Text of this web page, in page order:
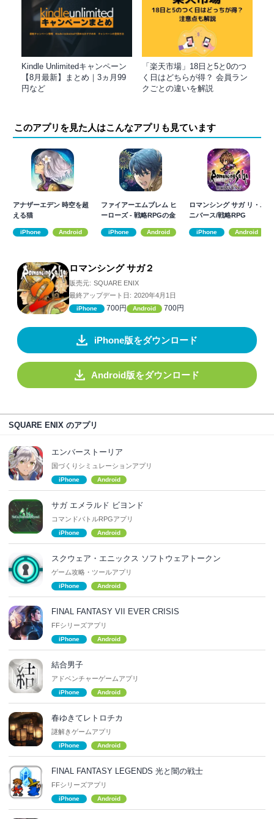
Kindle Unlimitedキャンペーン
【8月最新】まとめ｜3ヵ月99
円など
「楽天市場」18日と5と0のつ
く日はどちらが得？ 会員ラン
クごとの違いを解説
このアプリを見た人はこんなアプリも見ています
アナザーエデン 時空を超
える猫
iPhone Android
ファイアーエムブレム ヒ
ーローズ - 戦略RPGの金
iPhone Android
ロマンシング サガ リ・ユ
ニバース/戦略RPG
iPhone Android
ロマンシング サガ２
販売元: SQUARE ENIX
最終アップデート日: 2020年4月1日
iPhone 700円 Android 700円
iPhone版をダウンロード
Android版をダウンロード
SQUARE ENIX のアプリ
エンバーストーリア
国づくりシミュレーションアプリ
iPhone Android
サガ エメラルド ビヨンド
コマンドバトルRPGアプリ
iPhone Android
スクウェア・エニックス ソフトウェアトークン
ゲーム攻略・ツールアプリ
iPhone Android
FINAL FANTASY VII EVER CRISIS
FFシリーズアプリ
iPhone Android
結合男子
アドベンチャーゲームアプリ
iPhone Android
春ゆきてレトロチカ
謎解きゲームアプリ
iPhone Android
FINAL FANTASY LEGENDS 光と闇の戦士
FFシリーズアプリ
iPhone Android